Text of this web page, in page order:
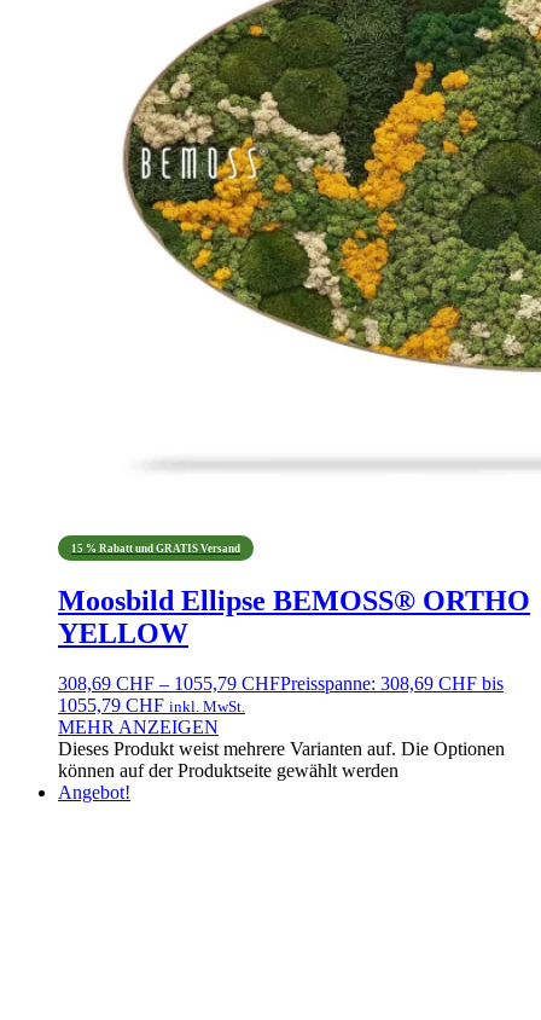
15 % Rabatt und GRATIS Versand
Moosbild Ellipse BEMOSS® ORTHO
YELLOW
308,69 CHF – 1055,79 CHFPreisspanne: 308,69 CHF bis
1055,79 CHF inkl. MwSt.
MEHR ANZEIGEN
Dieses Produkt weist mehrere Varianten auf. Die Optionen
können auf der Produktseite gewählt werden
Angebot!